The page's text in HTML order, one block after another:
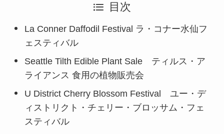
目次
La Conner Daffodil Festival ラ・コナー水仙フ
ェスティバル
Seattle Tilth Edible Plant Sale ティルス・ア
ライアンス 食用の植物販売会
U District Cherry Blossom Festival ユー・デ
ィストリクト・チェリー・ブロッサム・フェ
スティバル